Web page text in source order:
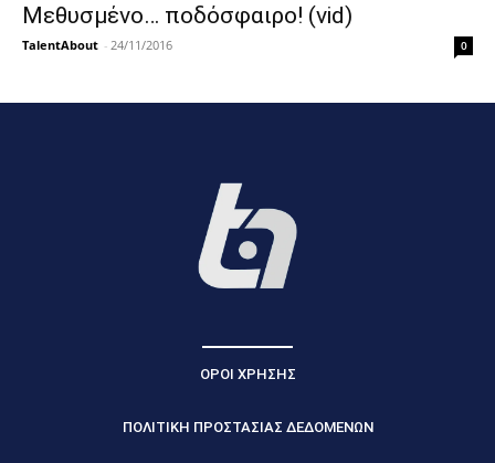
Μεθυσμένο… ποδόσφαιρο! (vid)
TalentAbout - 24/11/2016 0
ΟΡΟΙ ΧΡΗΣΗΣ
ΠΟΛΙΤΙΚΗ ΠΡΟΣΤΑΣΙΑΣ ΔΕΔΟΜΕΝΩΝ